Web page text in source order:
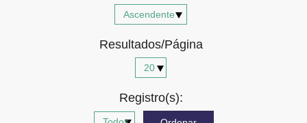
Resultados/Página
Registro(s):